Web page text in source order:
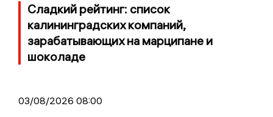
Сладкий рейтинг: список
калининградских компаний,
зарабатывающих на марципане и
шоколаде
03/08/2026 08:00